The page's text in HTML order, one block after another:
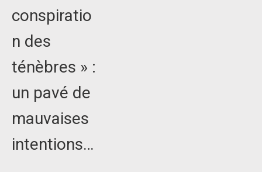
conspiratio
n des
ténèbres » :
un pavé de
mauvaises
intentions…